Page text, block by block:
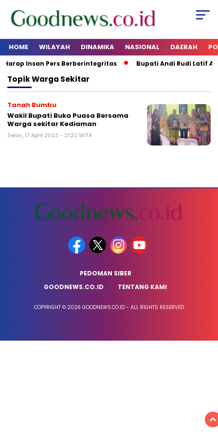
HOME WILAYAH DINAMIKA NASIONAL DAERAH
Harap Insan Pers Berberintegritas Bupati Andi Rudi Latif
TopikWarga Sekitar
Tanah Bumbu
Wakil Bupati Buka Puasa Bersama
Warga sekitar Kediaman
Senin, 17 April 2023 - 21:22 WITA
PEDOMAN SIBER
GOODNEWS.CO.ID
TENTANG KAMI
COPYRIGHT © 2026 GOODNEWS.CO.ID - ALL RIGHTS RESERVED